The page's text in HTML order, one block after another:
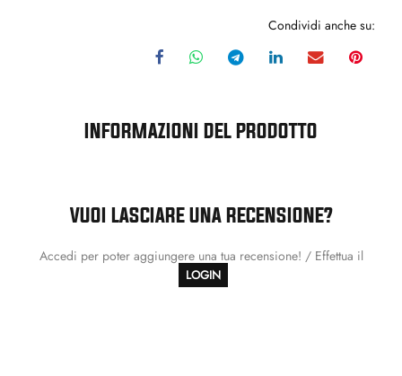
Condividi anche su:
INFORMAZIONI DEL PRODOTTO
VUOI LASCIARE UNA RECENSIONE?
Accedi per poter aggiungere una tua recensione! / Effettua il
LOGIN